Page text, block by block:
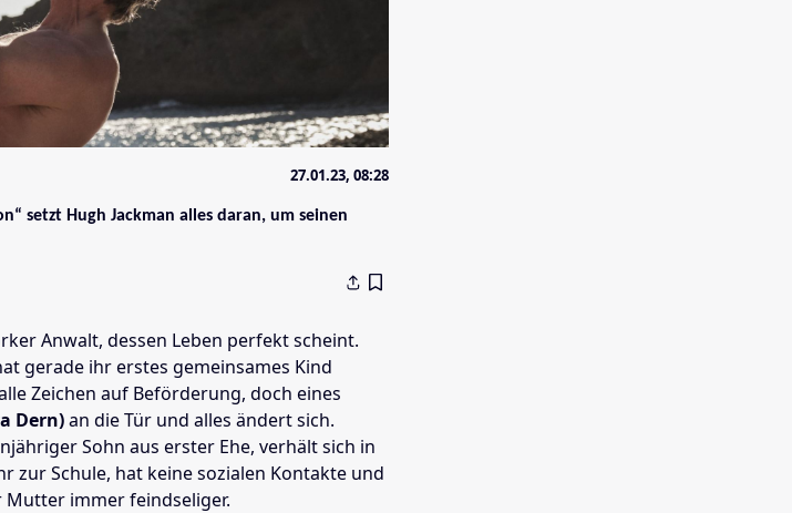
27.01.23, 08:28
setzt Hugh Jackman alles daran, um seinen
Anwalt, dessen Leben perfekt scheint.
gerade ihr erstes gemeinsames Kind
Zeichen auf Beförderung, doch eines
Dern)an die Tür und alles ändert sich.
Sohn aus erster Ehe, verhält sich in
zur Schule, hat keine sozialen Kontakte und
immer feindseliger.